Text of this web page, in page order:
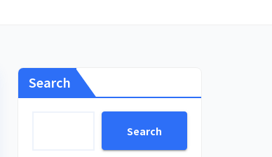
Search
Search